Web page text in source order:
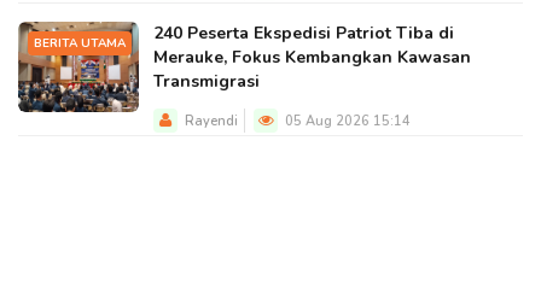
BERITA UTAMA
240 Peserta Ekspedisi Patriot Tiba di
Merauke, Fokus Kembangkan Kawasan
Transmigrasi
Rayendi 05 Aug 2026 15:14